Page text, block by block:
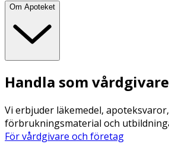
Om Apoteket
Handla som
Vi erbjuder läkemedel, apoteksvaror,
förbrukningsmaterial och
För vårdgivare och företag